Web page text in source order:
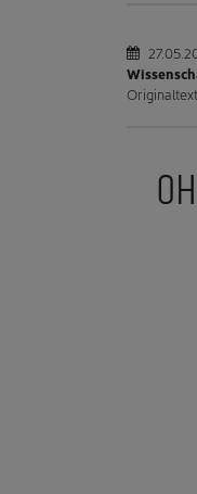
Originaltext